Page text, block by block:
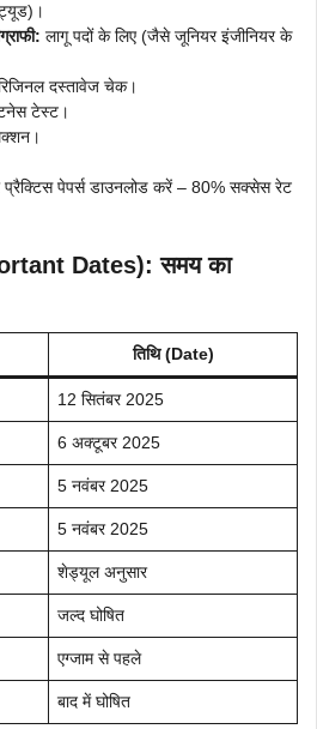
लागू पदों के लिए (जैसे जूनियर इंजीनियर के
दस्तावेज चेक।
टेस्ट।
पेपर्स डाउनलोड करें – 80% सक्सेस रेट
Dates): समय का
तिथि (Date)
12 सितंबर 2025
6 अक्टूबर 2025
5 नवंबर 2025
5 नवंबर 2025
शेड्यूल अनुसार
जल्द घोषित
एग्जाम से पहले
बाद में घोषित